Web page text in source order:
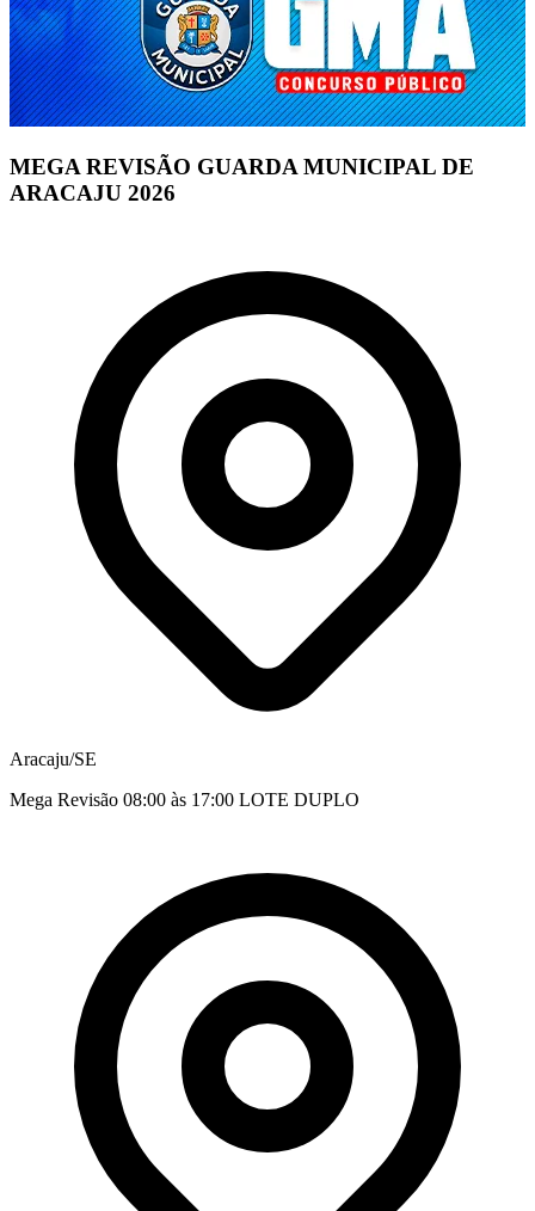
MEGA REVISÃO GUARDA MUNICIPAL DE
ARACAJU 2026
Aracaju/SE
Mega Revisão 08:00 às 17:00 LOTE DUPLO